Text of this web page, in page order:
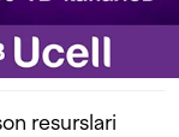
resurslari